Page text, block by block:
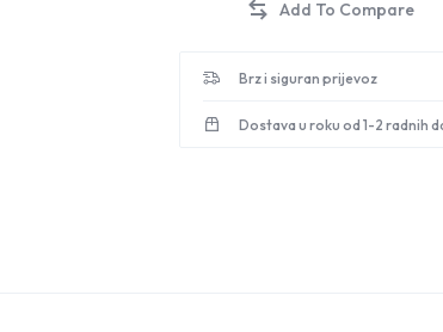
Brz i siguran prijevoz
Dostava u roku od 1-2 radnih